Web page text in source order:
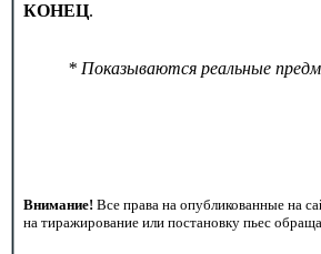
КОНЕЦ.
* Показываются реальные
Внимание! Все права на опубликованные на
на тиражирование или постановку пьес